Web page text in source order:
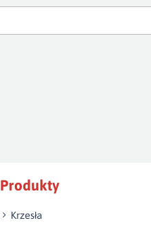
Produkty
Krzesła